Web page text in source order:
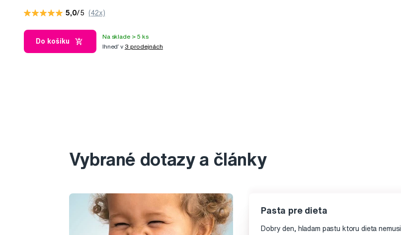
5,0/5 (42x)
Do košíku
Na sklade > 5 ks
Ihneď v 3 prodejnách
Vybrané dotazy a články
Pasta pre dieta
Dobry den, hladam pastu ktoru dieta nemusi